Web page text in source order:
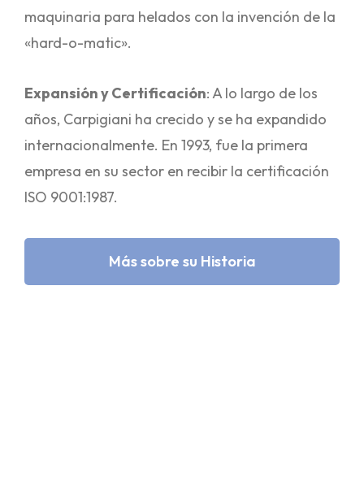
maquinaria para helados con la invención de la
«hard-o-matic».
Expansión y Certificación: A lo largo de los
años, Carpigiani ha crecido y se ha expandido
internacionalmente. En 1993, fue la primera
empresa en su sector en recibir la certificación
ISO 9001:1987.
Más sobre su Historia